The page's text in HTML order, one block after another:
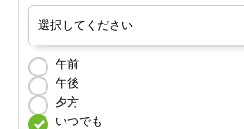
午前
午後
夕方
いつでも